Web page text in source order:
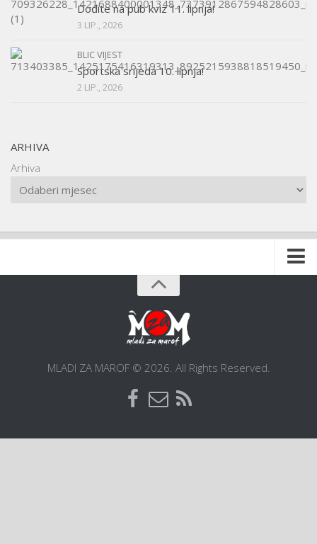
Dođite na pub kviz 11. lipnja!
3 LIP., 2026
BLIC VIJEST
Sportska srijeda 10. lipnja!
2 LIP., 2026
ARHIVA
Arhiva
Postani članMLADI ZA MAROF © 2026. All Rights Reserved.